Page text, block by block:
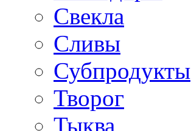
Свекла
Сливы
Субпродукты
Творог
Тыква